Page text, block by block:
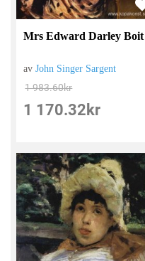
Mrs Edward Darley Boit
avJohn Singer Sargent
1 983.60kr
1 170.32 kr